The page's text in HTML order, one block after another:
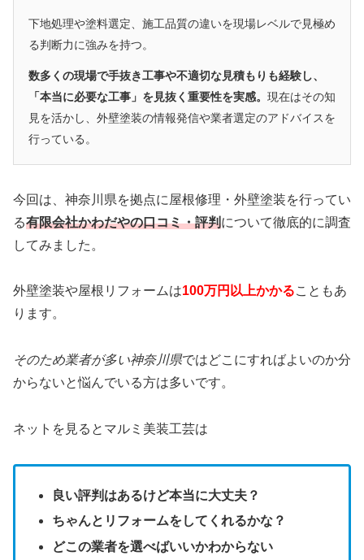
下地処理や塗料選定、施工品質の違いを現場レベルで見極め
る判断力に強みを持つ。
数多くの現場で手抜き工事や不適切な見積もりも経験し、
「本当に必要な工事」を見抜く重要性を実感。 現在はその知
見を活かし、外壁塗装の情報発信や業者選定のアドバイスを
行っている。
今回は、神奈川県を拠点に屋根修理・外壁塗装を行ってい
る有限会社かわだやの口コミ・評判について徹底的に調査
してみました。
外壁塗装や屋根リフォームは100万円以上かかることもあ
ります。
そのため業者が多い神奈川県ではどこにすればよいのか分
からないと悩んでいる方は多いです。
ネットを見るとマルミ美装工芸は
良い評判はあるけど本当に大丈夫？
ちゃんとリフォームをしてくれるかな？
どこの業者を選べばいいかわからない